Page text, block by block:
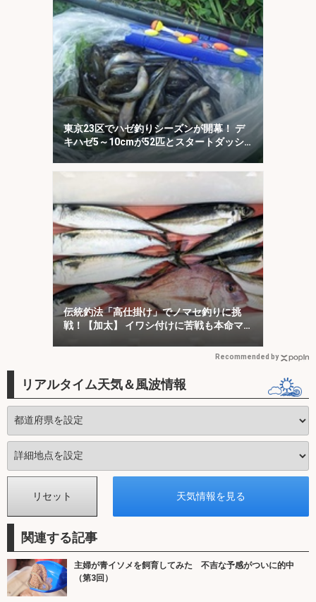
東京23区でハゼ釣りシーズンが開幕！ デ
キハゼ5～10cmが52匹とスタートダッシ
ュに成功
伝統釣法「高仕掛け」でノマセ釣りに挑
戦！【加太】 イワシ付けに苦戦も本命マ
Recommended by
リアルタイム天気＆風波情報
関連する記事
主婦が青イソメを飼育してみた 不吉な予感がついに的中
（第3回）